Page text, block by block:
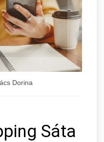
Dorina
Sáta